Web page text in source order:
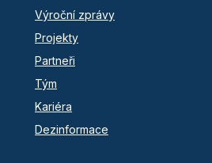
Výroční zprávy
Projekty
Partneři
Tým
Kariéra
Dezinformace